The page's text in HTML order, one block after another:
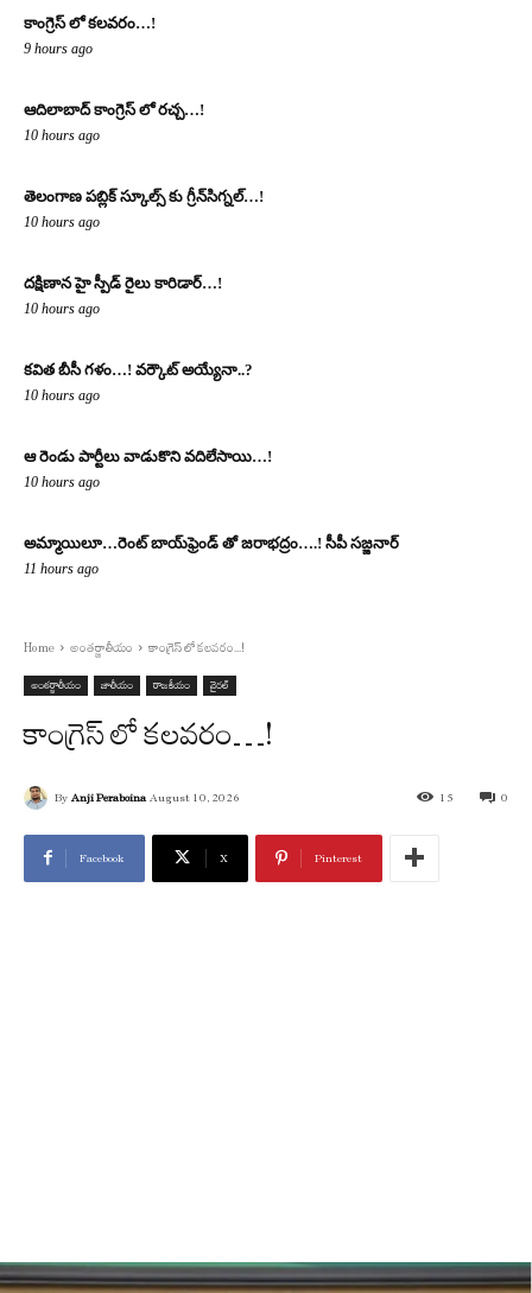
కాంగ్రెస్ లో కలవరం…!
9 hours ago
ఆదిలాబాద్ కాంగ్రెస్ లో రచ్చ…!
10 hours ago
తెలంగాణ పబ్లిక్ స్కూల్స్ కు గ్రీన్‌సిగ్నల్…!
10 hours ago
దక్షిణాన హై స్పీడ్ రైలు కారిడార్…!
10 hours ago
క‌విత‌ బీసీ గ‌ళం…! వ‌ర్కౌట్ అయ్యేనా..?
10 hours ago
ఆ రెండు పార్టీలు వాడుకొని వదిలేసాయి…!
10 hours ago
అమ్మాయిలూ…రెంట్ బాయ్‌ఫ్రెండ్ తో జరాభద్రం….! సీపీ స‌జ్జ‌నార్‌
11 hours ago